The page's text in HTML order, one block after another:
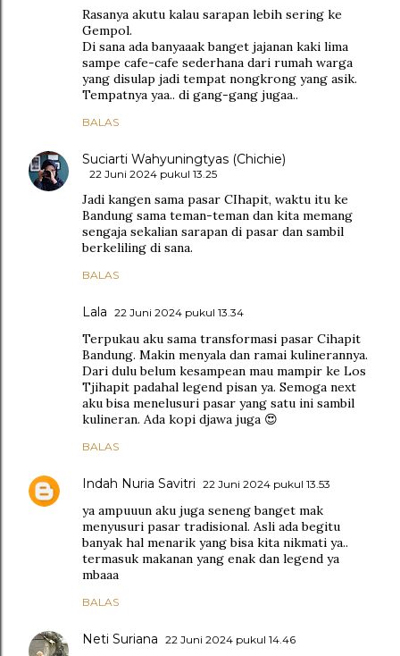
Rasanya akutu kalau sarapan lebih sering ke
Gempol.
Di sana ada banyaaak banget jajanan kaki lima
sampe cafe-cafe sederhana dari rumah warga
yang disulap jadi tempat nongkrong yang asik.
Tempatnya yaa.. di gang-gang jugaa..
BALAS
Suciarti Wahyuningtyas (Chichie)
22 Juni 2024 pukul 13.25
Jadi kangen sama pasar CIhapit, waktu itu ke
Bandung sama teman-teman dan kita memang
sengaja sekalian sarapan di pasar dan sambil
berkeliling di sana.
BALAS
Lala 22 Juni 2024 pukul 13.34
Terpukau aku sama transformasi pasar Cihapit
Bandung. Makin menyala dan ramai kulinerannya.
Dari dulu belum kesampean mau mampir ke Los
Tjihapit padahal legend pisan ya. Semoga next
aku bisa menelusuri pasar yang satu ini sambil
kulineran. Ada kopi djawa juga 😍
BALAS
Indah Nuria Savitri 22 Juni 2024 pukul 13.53
ya ampuuun aku juga seneng banget mak
menyusuri pasar tradisional. Asli ada begitu
banyak hal menarik yang bisa kita nikmati ya..
termasuk makanan yang enak dan legend ya
mbaaa
BALAS
Neti Suriana 22 Juni 2024 pukul 14.46